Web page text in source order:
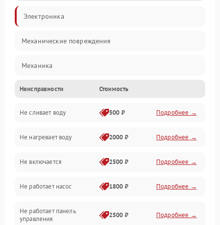
Электроника
Механические повреждения
Механика
Управление
Электропитание
Датчики
Нагрев
Вода
Гигиена
Неисправности Стоимость
Не сливает воду 500 ₽ Подробнее →
Не нагревает воду 2000 ₽ Подробнее →
Не включается 2500 ₽ Подробнее →
Не работает насос 1800 ₽ Подробнее →
Не работает панель
управления
2500 ₽ Подробнее →